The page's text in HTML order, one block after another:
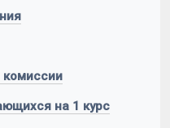
комиссии
на 1 курс